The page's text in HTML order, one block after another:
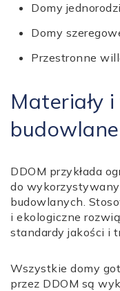
Domy
Domy
Przestronne
Materiały
budowlane
DDOM przykłada
do
budowlanych.
i ekologiczne
standardy jakości i
Wszystkie domy
przez DDOM są